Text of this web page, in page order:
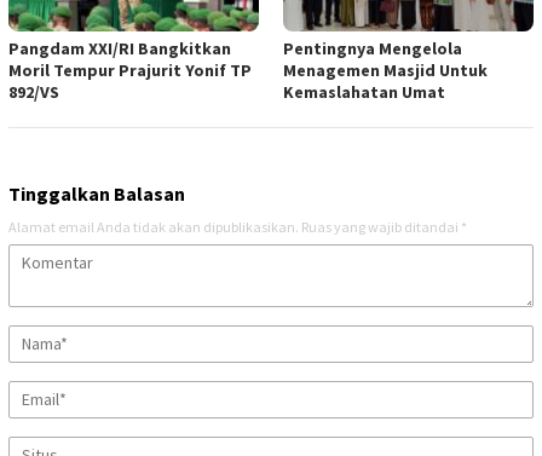
Pangdam XXI/RI Bangkitkan
Moril Tempur Prajurit Yonif TP
892/VS
Pentingnya Mengelola
Menagemen Masjid Untuk
Kemaslahatan Umat
Tinggalkan Balasan
Alamat email Anda tidak akan dipublikasikan. Ruas yang wajib ditandai *